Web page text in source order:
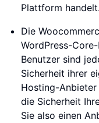
Plattform handelt.
Die
WordPress-
Benutzer sind
Sicherheit ihrer
Hosting-
die Sicherheit
Sie also einen